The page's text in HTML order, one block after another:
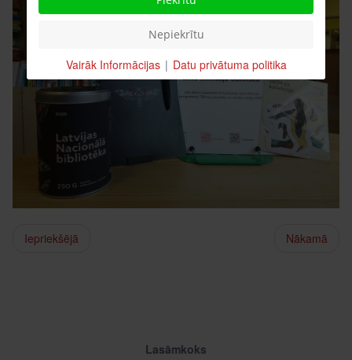
Iepriekšējā Nākamā
Lasāmkoks
Nepiekrītu
Vairāk Informācijas | Datu privātuma politika